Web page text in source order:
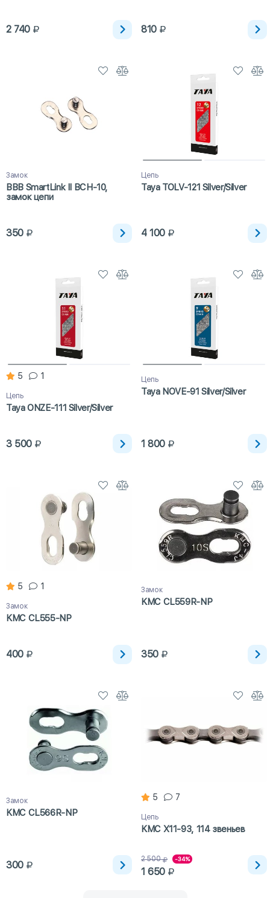
2 740 810
Замок
BBB SmartLink II BCH-10,
замок цепи
350
Цепь
Taya TOLV-121 Silver/Silver
4 100
5 1
Цепь
Taya ONZE-111 Silver/Silver
3 500
Цепь
Taya NOVE-91 Silver/Silver
1 800
5 1
Замок
KMC CL555-NP
400
Замок
KMC CL559R-NP
350
Замок
KMC CL566R-NP
300
5 7
Цепь
KMC X11-93, 114 звеньев
2 500 -34%
1 650